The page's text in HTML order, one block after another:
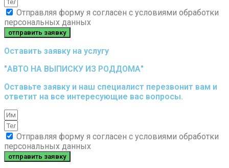
Отправляя форму я согласен с условиями обработки
персональных данных
отправить заявку
Оставить заявку на услугу
"АВТО НА ВЫПИСКУ ИЗ РОДДОМА"
Оставьте заявку и наш специалист перезвонит вам и
ответит на все интересующие вас вопросы.
Отправляя форму я согласен с условиями обработки
персональных данных
отправить заявку